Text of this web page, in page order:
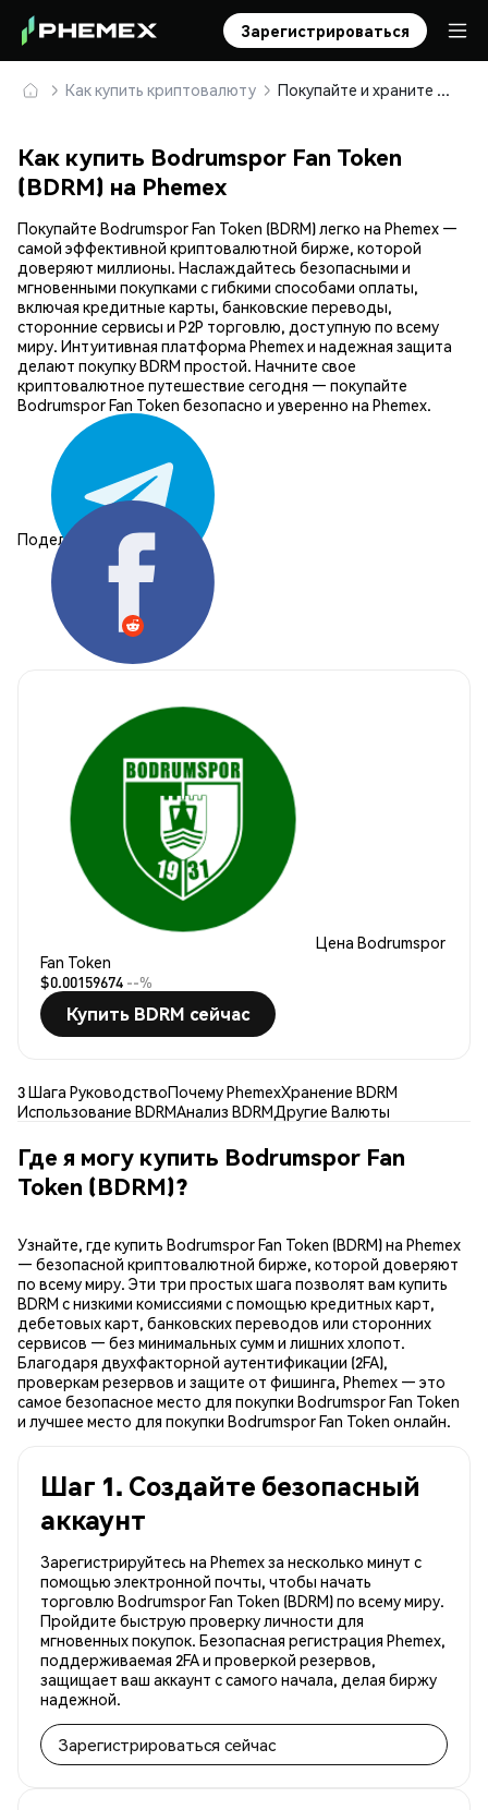
Зарегистрироваться
Как купить криптовалюту Покупайте и храните Bodrumspor Fan Token (BDRM) безопасно
Как купить Bodrumspor Fan Token
(BDRM) на Phemex
Покупайте Bodrumspor Fan Token (BDRM) легко на Phemex —
самой эффективной криптовалютной бирже, которой
доверяют миллионы. Наслаждайтесь безопасными и
мгновенными покупками с гибкими способами оплаты,
включая кредитные карты, банковские переводы,
сторонние сервисы и P2P торговлю, доступную по всему
миру. Интуитивная платформа Phemex и надежная защита
делают покупку BDRM простой. Начните свое
криптовалютное путешествие сегодня — покупайте
Bodrumspor Fan Token безопасно и уверенно на Phemex.
Поделиться:
Цена Bodrumspor
Fan Token
$0.00159674 --%
Купить BDRM сейчас
3 Шага РуководствоПочему PhemexХранение BDRM
Использование BDRMАнализ BDRMДругие Валюты
Где я могу купить Bodrumspor Fan
Token (BDRM)?
Узнайте, где купить Bodrumspor Fan Token (BDRM) на Phemex
— безопасной криптовалютной бирже, которой доверяют
по всему миру. Эти три простых шага позволят вам купить
BDRM с низкими комиссиями с помощью кредитных карт,
дебетовых карт, банковских переводов или сторонних
сервисов — без минимальных сумм и лишних хлопот.
Благодаря двухфакторной аутентификации (2FA),
проверкам резервов и защите от фишинга, Phemex — это
самое безопасное место для покупки Bodrumspor Fan Token
и лучшее место для покупки Bodrumspor Fan Token онлайн.
Шаг 1. Создайте безопасный
аккаунт
Зарегистрируйтесь на Phemex за несколько минут с
помощью электронной почты, чтобы начать
торговлю Bodrumspor Fan Token (BDRM) по всему миру.
Пройдите быструю проверку личности для
мгновенных покупок. Безопасная регистрация Phemex,
поддерживаемая 2FA и проверкой резервов,
защищает ваш аккаунт с самого начала, делая биржу
надежной.
Зарегистрироваться сейчас